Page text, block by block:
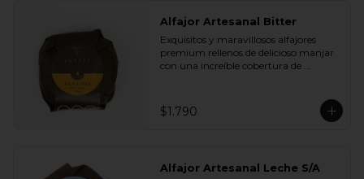
Alfajor Artesanal Bitter
Exquisitos y maravillosos alfajores
premium rellenos de delicioso manjar
con una increíble cobertura de
$1.790
Alfajor Artesanal Leche S/A